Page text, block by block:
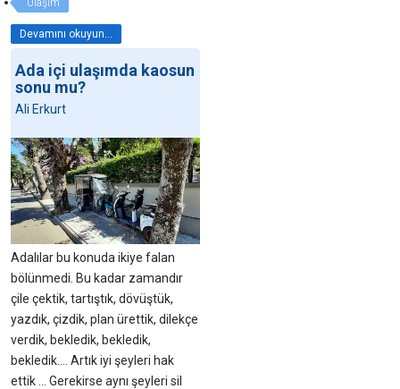
Ulaşım
Devamını okuyun...
Ada içi ulaşımda kaosun
sonu mu?
Ali Erkurt
Adalılar bu konuda ikiye falan
bölünmedi. Bu kadar zamandır
çile çektik, tartıştık, dövüştük,
yazdık, çizdik, plan ürettik, dilekçe
verdik, bekledik, bekledik,
bekledik…. Artık iyi şeyleri hak
ettik … Gerekirse aynı şeyleri sil